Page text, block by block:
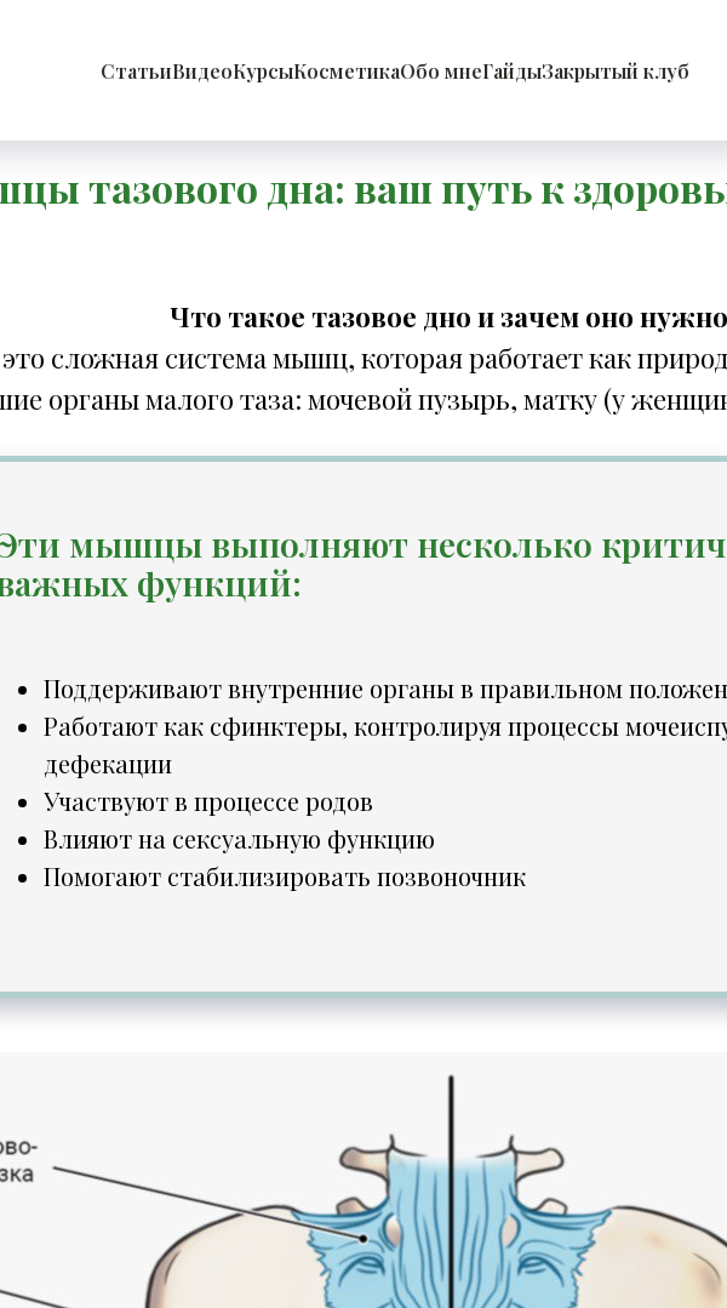
СтатьиВидеоКурсыКосметикаОбо мнеГайдыЗакрытый клуб
тазового дна: ваш путь к
Что такое тазовое дно и зачем оно
сложная система мышц, которая работает как
органы малого таза: мочевой пузырь, матку (у
мышцы выполняют несколько
функций:
Поддерживают внутренние органы в правильном
Работают как сфинктеры, контролируя процессы
дефекации
Участвуют в процессе родов
Влияют на сексуальную функцию
Помогают стабилизировать позвоночник